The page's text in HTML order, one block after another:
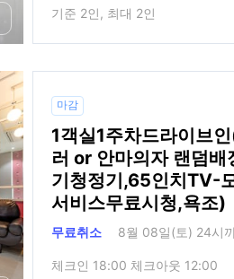
기준 2인, 최대 2인
마감
1객실1주차드라이브
러 or 안마의자 랜덤배
기청정기,65인치TV-
서비스무료시청,욕조)
무료취소 8월 08일(토) 24시
체크인 18:00 체크아웃 12:00